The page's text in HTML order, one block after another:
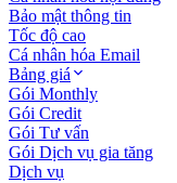
Bảo mật thông tin
Tốc độ cao
Cá nhân hóa Email
Bảng giá
Gói Monthly
Gói Credit
Gói Tư vấn
Gói Dịch vụ gia tăng
Dịch vụ